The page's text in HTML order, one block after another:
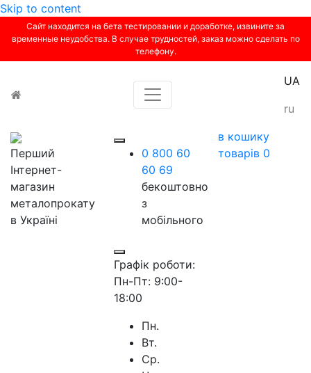
Skip to content
Сайт находится на бета тестировании и доработке, извините за
временные неудобства. В случае трудностей, заказ можно сделать по
телефону.
Toggle navigation
UA
ru
Перший
Інтернет-
магазин
металопрокату
в Україні
0 800 60
60 69
бекоштовно
з
мобільного
Графік роботи:
Пн-Пт: 9:00-
18:00
Пн.
Вт.
Ср.
в кошику
товарів 0